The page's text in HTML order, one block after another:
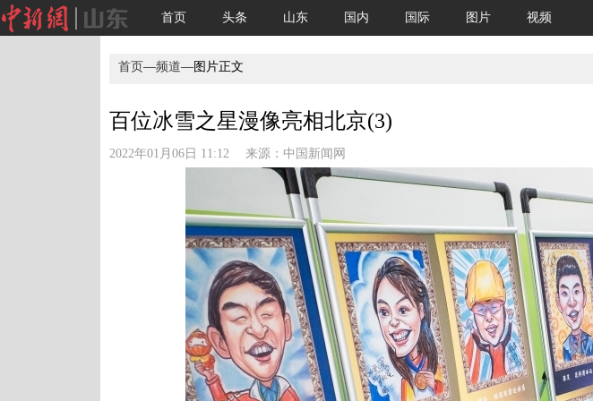
首页 头条 山东 国内 国际 图片 视频
首页—频道—图片正文
百位冰雪之星漫像亮相北京(3)
2022年01月06日 11:12 来源： 中国新闻网